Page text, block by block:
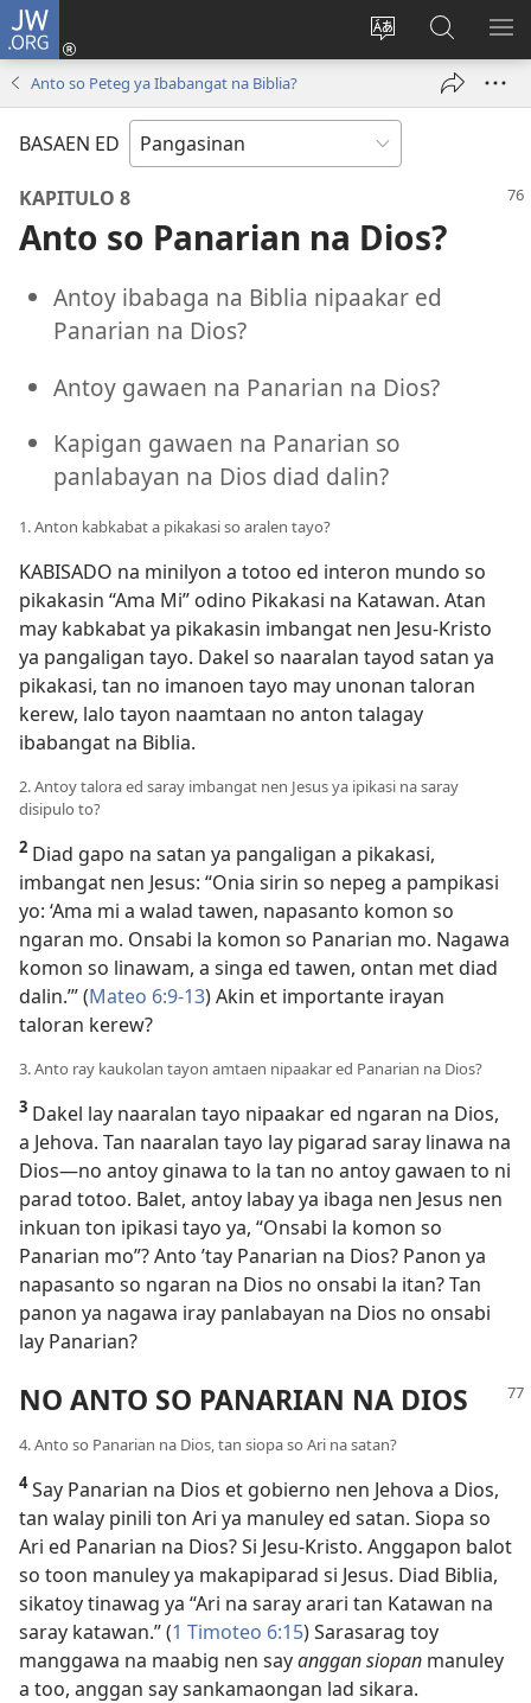
JW.ORG
Salatan
lenguahe
na
site
Man-
log
new
Mananap
ed
JW.ORG
Anto so Peteg ya Ibabangat na Biblia?
BASAEN ED
KAPITULO 8
Anto so Panarian na Dios?
Antoy ibabaga na Biblia nipaakar ed
Panarian na Dios?
Antoy gawaen na Panarian na Dios?
Kapigan gawaen na Panarian so
panlabayan na Dios diad dalin?
1. Anton kabkabat a pikakasi so aralen tayo?
KABISADO na minilyon a totoo ed interon mundo so
pikakasin “Ama Mi” odino Pikakasi na Katawan. Atan
may kabkabat ya pikakasin imbangat nen Jesu-Kristo
ya pangaligan tayo. Dakel so naaralan tayod satan ya
pikakasi, tan no imanoen tayo may unonan taloran
kerew, lalo tayon naamtaan no anton talagay
ibabangat na Biblia.
2. Antoy talora ed saray imbangat nen Jesus ya ipikasi na saray
disipulo to?
2 Diad gapo na satan ya pangaligan a pikakasi,
imbangat nen Jesus: “Onia sirin so nepeg a pampikasi
yo: ‘Ama mi a walad tawen, napasanto komon so
ngaran mo. Onsabi la komon so Panarian mo. Nagawa
komon so linawam, a singa ed tawen, ontan met diad
dalin.’” (Mateo 6:9-13) Akin et importante irayan
taloran kerew?
3. Anto ray kaukolan tayon amtaen nipaakar ed Panarian na Dios?
3 Dakel lay naaralan tayo nipaakar ed ngaran na Dios,
a Jehova. Tan naaralan tayo lay pigarad saray linawa na
Dios​—no antoy ginawa to la tan no antoy gawaen to ni
parad totoo. Balet, antoy labay ya ibaga nen Jesus nen
inkuan ton ipikasi tayo ya, “Onsabi la komon so
Panarian mo”? Anto ’tay Panarian na Dios? Panon ya
napasanto so ngaran na Dios no onsabi la itan? Tan
panon ya nagawa iray panlabayan na Dios no onsabi
lay Panarian?
NO ANTO SO PANARIAN NA DIOS
4. Anto so Panarian na Dios, tan siopa so Ari na satan?
4Say Panarian na Dios et gobierno nen Jehova a Dios,
tan walay pinili ton Ari ya manuley ed satan. Siopa so
Ari ed Panarian na Dios? Si Jesu-Kristo. Anggapon balot
so toon manuley ya makapiparad si Jesus. Diad Biblia,
sikatoy tinawag ya “Ari na saray arari tan Katawan na
saray katawan.” (1 Timoteo 6:15) Sarasarag toy
manggawa na maabig nen sayanggan siopan manuley
a too, anggan say sankamaongan lad sikara.